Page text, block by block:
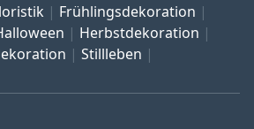
Frühlingsdekoration
Herbstdekoration
Stillleben